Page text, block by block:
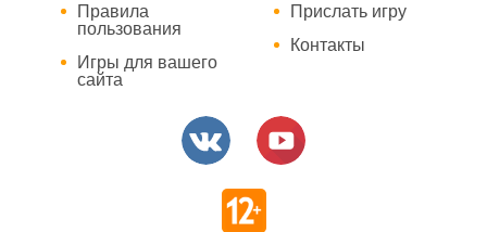
Правила
пользования
Игры для вашего
сайта
Прислать игру
Контакты